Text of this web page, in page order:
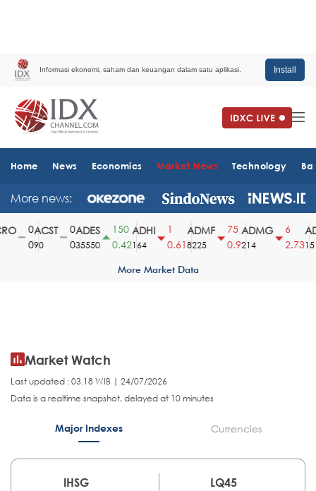
Informasi ekonomi, saham dan keuangan dalam satu aplikasi. Install
Home News Economics Market News Technology
More news:
ACST
90
ADES
35550
150
0.42
ADHI
164
0.61
ADMF
8225
75
0.9
ADMG
214
2.731510
More Market Data
Market Watch
Last updated : 03.18 WIB | 24/07/2026
Data is a realtime snapshot, delayed at 10 minutes
Major Indexes Currencies
IHSG
LQ45